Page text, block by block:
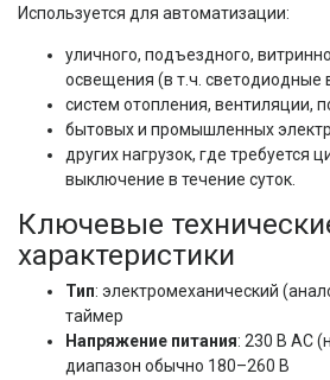
Используется для автоматизации:
уличного, подъездного,
освещения (в т.ч. светодиодные
систем отопления, вентиляции,
бытовых и промышленных
других нагрузок, где требуется
выключение в течение суток.
Ключевые
характеристики
Тип: электромеханический
таймер
Напряжение питания: 230 В AC
диапазон обычно 180–260 В